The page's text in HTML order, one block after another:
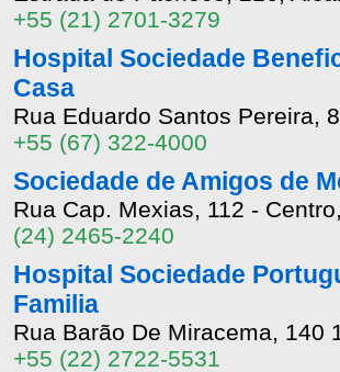
+55 (21) 2701-3279
Hospital Sociedade
Casa
Rua Eduardo Santos Pereira,
+55 (67) 322-4000
Sociedade de Amigos de
Rua Cap. Mexias, 112 -
(24) 2465-2240
Hospital Sociedade
Familia
Rua Barão De Miracema, 140
+55 (22) 2722-5531